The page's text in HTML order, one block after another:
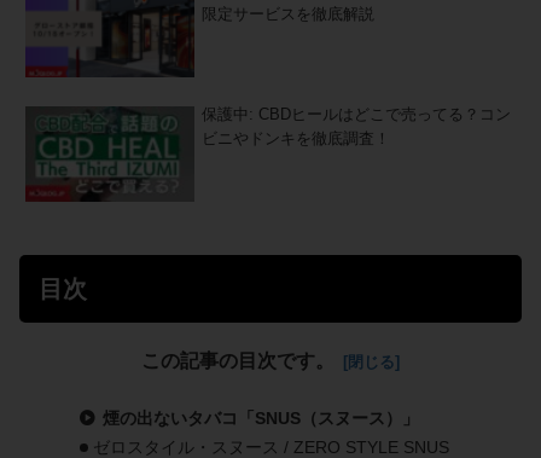
限定サービスを徹底解説
保護中: CBDヒールはどこで売ってる？コン
ビニやドンキを徹底調査！
目次
この記事の目次です。
煙の出ないタバコ「SNUS（スヌース）」
ゼロスタイル・スヌース / ZERO STYLE SNUS